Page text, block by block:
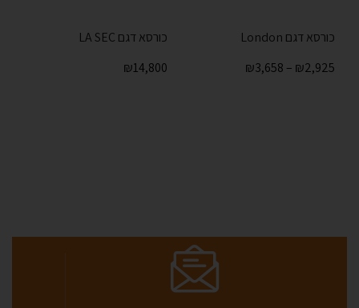
כורסא דגם London
₪2,925
–
₪3,658
כורסא דגם LA SEC
₪14,800